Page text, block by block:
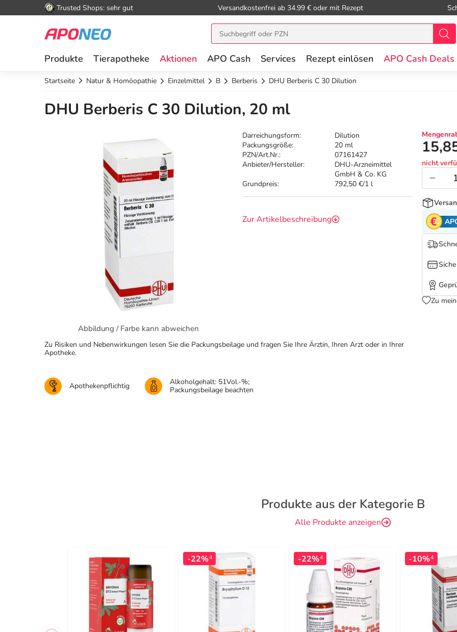
Trusted Shops: sehr gut Versandkostenfrei ab 34.99 € oder mit Rezept
Produkte Tierapotheke Aktionen APO Cash Services Rezept einlösen APO Cash Deals
Startseite Natur & Homöopathie Einzelmittel B Berberis DHU Berberis C 30 Dilution
DHU Berberis C 30 Dilution, 20 ml
Abbildung / Farbe kann abweichen
Darreichungsform:
Dilution
Packungsgröße:
20 ml
PZN/Art.Nr.:
07161427
Anbieter/Hersteller:
DHU-Arzneimittel
GmbH & Co. KG
Grundpreis:
792,50 €/1 l
Zur Artikelbeschreibung
nicht
Zu
Zu Risiken und Nebenwirkungen lesen Sie die Packungsbeilage und fragen Sie Ihre Ärztin, Ihren Arzt oder in Ihrer
Apotheke.
Apothekenpflichtig
Alkoholgehalt: 51Vol.-%;
Packungsbeilage beachten
Produkte aus der Kategorie B
Alle Produkte anzeigen
-22%4 -22%4 -10%4